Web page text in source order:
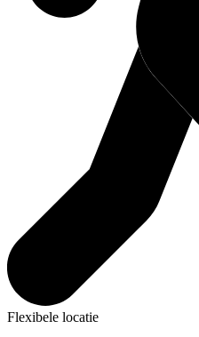
Flexibele locatie